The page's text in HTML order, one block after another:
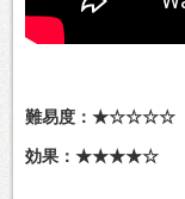
難易度：★☆☆☆☆
効果：★★★★☆